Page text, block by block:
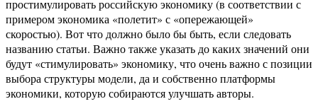
простимулировать российскую экономику (в соответствии с
примером экономика «полетит» с «опережающей»
скоростью). Вот что должно было бы быть, если следовать
названию статьи. Важно также указать до каких значений они
будут «стимулировать» экономику, что очень важно с позиции
выбора структуры модели, да и собственно платформы
экономики, которую собираются улучшать авторы.